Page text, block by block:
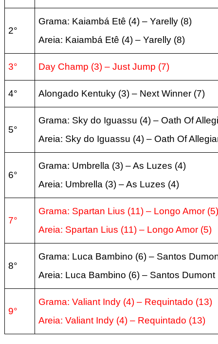
2°
Grama: Kaiambá Etê (4) – Yarelly (8)
Areia: Kaiambá Etê (4) – Yarelly (8)
3° Day Champ (3) – Just Jump (7)
4° Alongado Kentuky (3) – Next Winner (7)
5°
Grama: Sky do Iguassu (4) – Oath Of
Areia: Sky do Iguassu (4) – Oath Of
6°
Grama: Umbrella (3) – As Luzes (4)
Areia: Umbrella (3) – As Luzes (4)
7°
Grama: Spartan Lius (11) – Longo Amor (5)
Areia: Spartan Lius (11) – Longo Amor (5)
8°
Grama: Luca Bambino (6) – Santos
Areia: Luca Bambino (6) – Santos Dumont
9°
Grama: Valiant Indy (4) – Requintado (13)
Areia: Valiant Indy (4) – Requintado (13)